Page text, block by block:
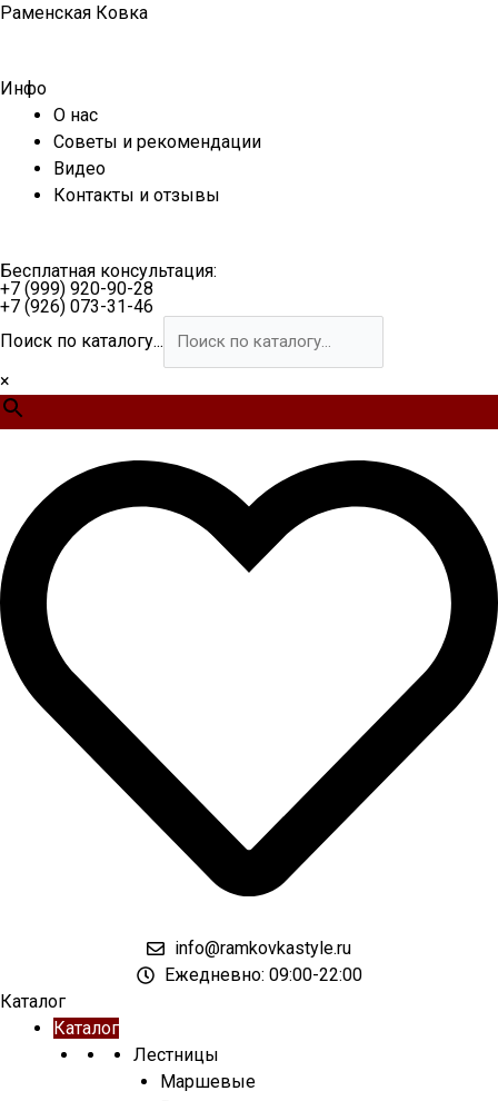
Перейти
Раменская Ковка
Инфо
О нас
Советы и рекомендации
Видео
Контакты и отзывы
Бесплатная консультация:
+7 (999) 920-90-28
+7 (926) 073-31-46
Поиск по каталогу...
×
info@ramkovkastyle.ru
Ежедневно: 09:00-22:00
Каталог
Каталог
Лестницы
Маршевые